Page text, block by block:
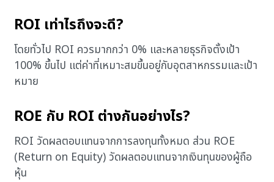
ROI เท่าไรถึงจะดี?
โดยทั่วไป ROI ควรมากกว่า 0% และหลายธุรกิจตั้งเป้า
100% ขึ้นไป แต่ค่าที่เหมาะสมขึ้นอยู่กับอุตสาหกรรมและเป้า
หมาย
ROE กับ ROI ต่างกันอย่างไร?
ROI วัดผลตอบแทนจากการลงทุนทั้งหมด ส่วน ROE
(Return on Equity) วัดผลตอบแทนจากเงินทุนของผู้ถือ
หุ้น